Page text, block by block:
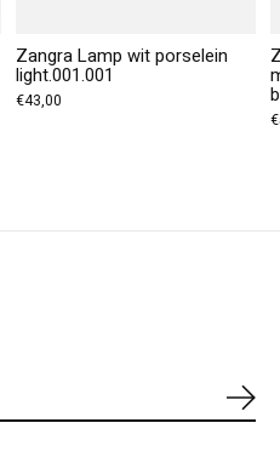
Zangra Lamp wit porselein
light.001.001
€43,00